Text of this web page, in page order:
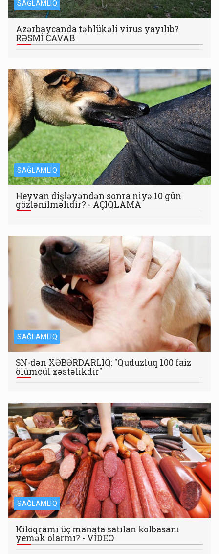
SAĞLAMLIQ
Azərbaycanda təhlükəli virus yayılıb?
RƏSMİ CAVAB
SAĞLAMLIQ
Heyvan dişləyəndən sonra niyə 10 gün
gözlənilməlidir? - AÇIQLAMA
SAĞLAMLIQ
SN-dən XƏBƏRDARLIQ: "Quduzluq 100 faiz
ölümcül xəstəlikdir"
SAĞLAMLIQ
Kiloqramı üç manata satılan kolbasanı
yemək olarmı? - VİDEO